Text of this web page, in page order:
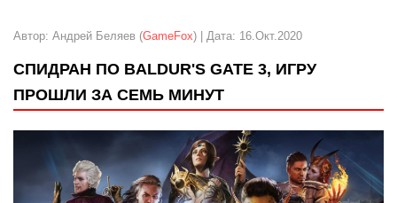
Автор: Андрей Беляев (GameFox) | Дата: 16.Окт.2020
СПИДРАН ПО BALDUR'S GATE 3, ИГРУ
ПРОШЛИ ЗА СЕМЬ МИНУТ